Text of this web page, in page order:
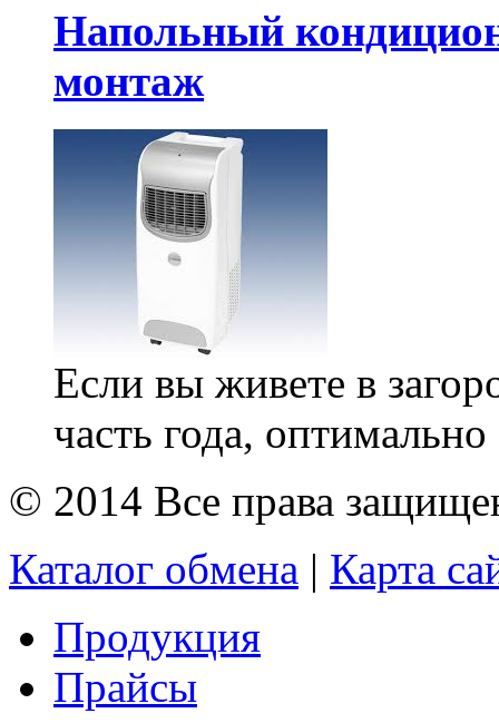
Напольный
монтаж
Если вы живете в
часть года,
© 2014 Все права
Каталог обмена | Карта
Продукция
Прайсы